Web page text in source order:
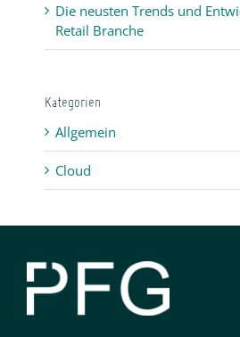
Die neusten Trends und
Retail Branche
Kategorien
Allgemein
Cloud